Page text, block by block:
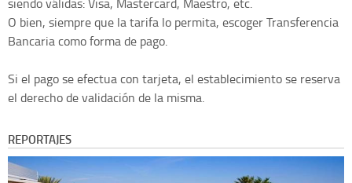
siendo válidas: Visa, Mastercard, Maestro, etc.
O bien, siempre que la tarifa lo permita, escoger Transferencia
Bancaria como forma de pago.
Si el pago se efectua con tarjeta, el establecimiento se reserva
el derecho de validación de la misma.
REPORTAJES